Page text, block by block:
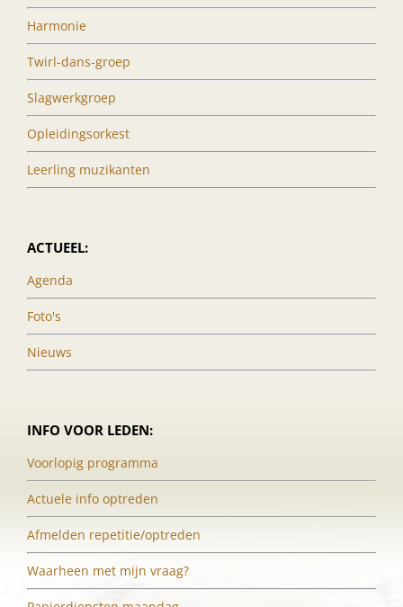
Harmonie
Twirl-dans-groep
Slagwerkgroep
Opleidingsorkest
Leerling muzikanten
ACTUEEL:
Agenda
Foto's
Nieuws
INFO VOOR LEDEN:
Voorlopig programma
Actuele info optreden
Afmelden repetitie/optreden
Waarheen met mijn vraag?